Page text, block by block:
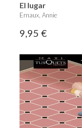
El lugar
Ernaux, Annie
9,95 €